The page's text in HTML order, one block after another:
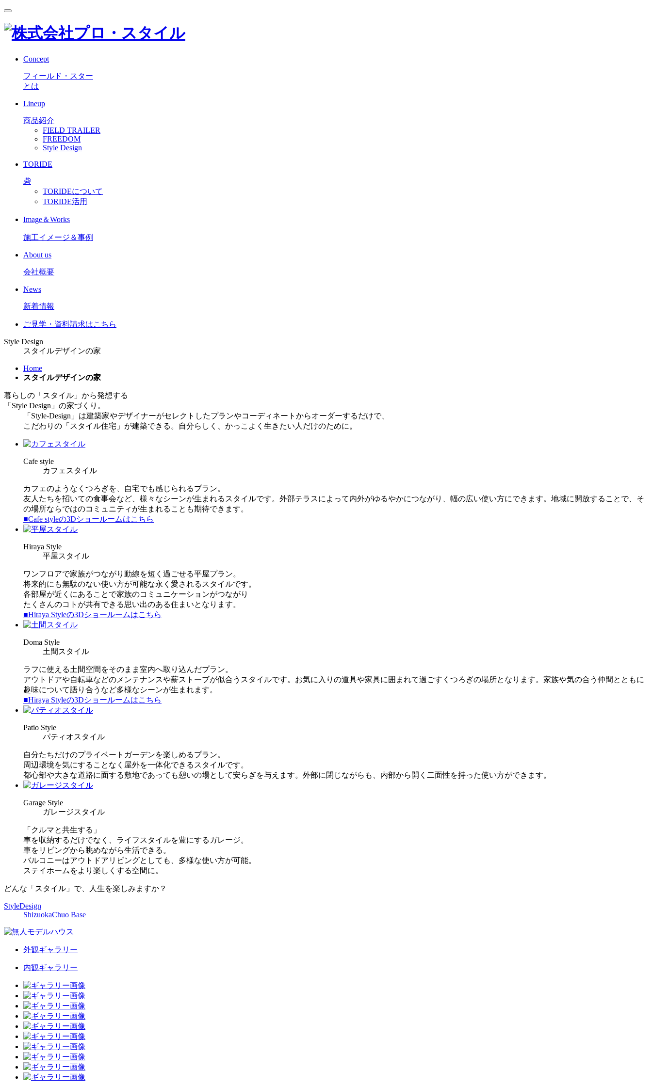
Concept
フィールド・スター
とは
Lineup
商品紹介
FIELD TRAILER
FREEDOM
Style Design
TORIDE
砦
TORIDEについて
TORIDE活用
Image＆Works
施工イメージ＆事例
About us
会社概要
News
新着情報
ご見学 ・ 資料請求はこちら
Style Design
スタイルデザインの家
Home
スタイルデザインの家
暮らしの「スタイル」から発想する
「Style Design」の家づくり。
「Style-Design」は建築家やデザイナーがセレクトしたプランやコーディネートからオーダーするだけで、
こだわりの「スタイル住宅」が建築できる。自分らしく、かっこよく生きたい人だけのために。
Cafe style
カフェスタイル
カフェのようなくつろぎを、自宅でも感じられるプラン。
友人たちを招いての食事会など、様々なシーンが生まれるスタイルです。外部テラスによって内外がゆるやかにつながり、幅の広い使い方にできます。地域に開放することで、そ
の場所ならではのコミュニティが生まれることも期待できます。
■Cafe styleの3Dショールームはこちら
Hiraya Style
平屋スタイル
ワンフロアで家族がつながり動線を短く過ごせる平屋プラン。
将来的にも無駄のない使い方が可能な永く愛されるスタイルです。
各部屋が近くにあることで家族のコミュニケーションがつながり
たくさんのコトが共有できる思い出のある住まいとなります。
■Hiraya Styleの3Dショールームはこちら
Doma Style
土間スタイル
ラフに使える土間空間をそのまま室内へ取り込んだプラン。
アウトドアや自転車などのメンテナンスや薪ストーブが似合うスタイルです。お気に入りの道具や家具に囲まれて過ごすくつろぎの場所となります。家族や気の合う仲間とともに
趣味について語り合うなど多様なシーンが生まれます。
■Hiraya Styleの3Dショールームはこちら
Patio Style
パティオスタイル
自分たちだけのプライベートガーデンを楽しめるプラン。
周辺環境を気にすることなく屋外を一体化できるスタイルです。
都心部や大きな道路に面する敷地であっても憩いの場として安らぎを与えます。外部に閉じながらも、内部から開く二面性を持った使い方ができます。
Garage Style
ガレージスタイル
「クルマと共生する」
車を収納するだけでなく、ライフスタイルを豊にするガレージ。
車をリビングから眺めながら生活できる。
バルコニーはアウトドアリビングとしても、多様な使い方が可能。
ステイホームをより楽しくする空間に。
どんな「スタイル」で、人生を楽しみますか？
StyleDesign
ShizuokaChuo Base
外観ギャラリー
内観ギャラリー